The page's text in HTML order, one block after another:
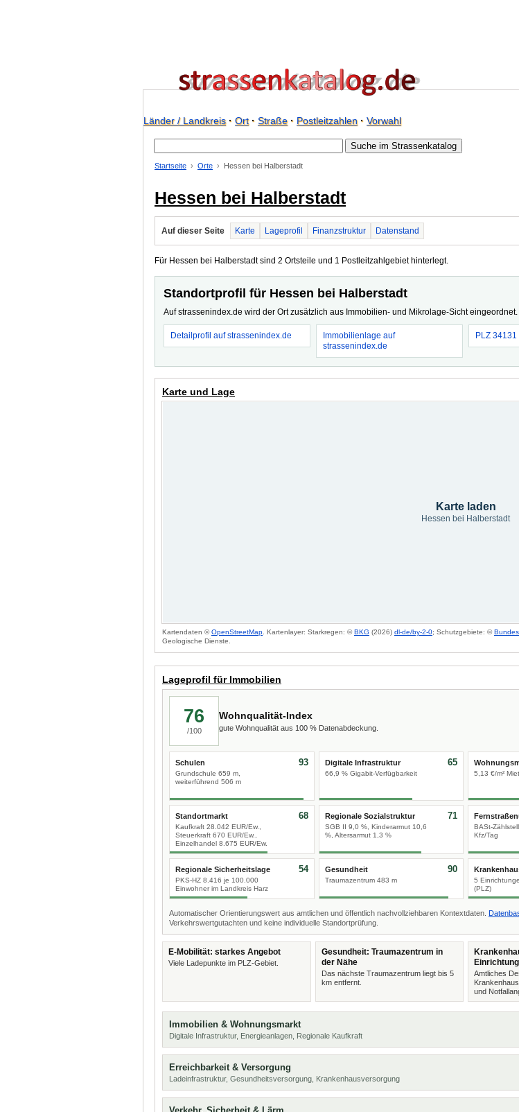
Länder / Landkreis· Ort· Straße· Postleitzahlen· Vorwahl
Startseite Orte Hessen bei Halberstadt
Hessen bei Halberstadt
Auf dieser Seite Karte Lageprofil Finanzstruktur Datenstand
Für Hessen bei Halberstadt sind 2 Ortsteile und 1 Postleitzahlgebiet hinterlegt.
Standortprofil für Hessen bei Halberstadt
Auf strassenindex.de wird der Ort zusätzlich aus Immobilien- und Mikrolage-Sicht eingeordnet.
Detailprofil auf strassenindex.de
Immobilienlage auf
strassenindex.de
PLZ
Karte und Lage
Karte laden
Hessen bei Halberstadt
Kartendaten ©OpenStreetMap . Kartenlayer: Starkregen: ©BKG (2026) dl-de/by-2-0; Schutzgebiete: ©
Geologische Dienste.
Lageprofil für Immobilien
76
/100
Wohnqualität-Index
gute Wohnqualität aus 100 % Datenabdeckung.
Schulen
Grundschule 659 m,
weiterführend 506 m
93 Digitale Infrastruktur
66,9 % Gigabit-Verfügbarkeit
65
5,13 €/m²
Standortmarkt
Kaufkraft 28.042 EUR/Ew.,
Steuerkraft 670 EUR/Ew.,
Einzelhandel 8.675 EUR/Ew.
68 Regionale Sozialstruktur
SGB II 9,0 %, Kinderarmut 10,6
%, Altersarmut 1,3 %
71
BASt-
Kfz/Tag
Regionale Sicherheitslage
PKS-HZ 8.416 je 100.000
Einwohner im Landkreis Harz
54 Gesundheit
Traumazentrum 483 m
90
5
(PLZ)
Automatischer Orientierungswert aus amtlichen und öffentlich nachvollziehbaren Kontextdaten.
Verkehrswertgutachten und keine individuelle Standortprüfung.
E-Mobilität: starkes Angebot
Viele Ladepunkte im PLZ-Gebiet.
Gesundheit: Traumazentrum in
der Nähe
Das nächste Traumazentrum liegt bis 5
km entfernt.
Amtliches
und
Immobilien & Wohnungsmarkt
Digitale Infrastruktur, Energieanlagen, Regionale Kaufkraft
Erreichbarkeit & Versorgung
Ladeinfrastruktur, Gesundheitsversorgung, Krankenhausversorgung